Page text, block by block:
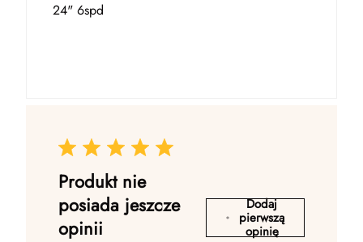
24" 6spd
Produkt nie
posiada jeszcze
opinii
Dodaj
pierwszą
opinię